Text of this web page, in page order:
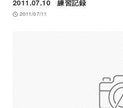
2011.07.10 練習記録
2011/07/11